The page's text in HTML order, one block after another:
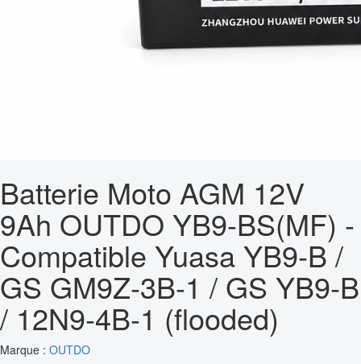
Batterie Moto AGM 12V
9Ah OUTDO YB9-BS(MF) -
Compatible Yuasa YB9-B /
GS GM9Z-3B-1 / GS YB9-B
/ 12N9-4B-1 (flooded)
Marque : OUTDO